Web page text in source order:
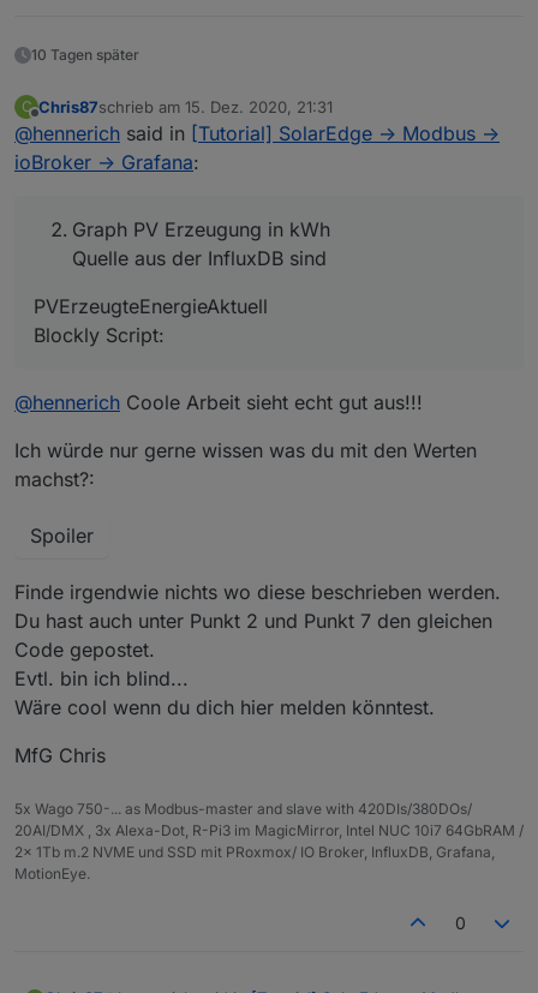
10 Tagen später
C
Offline
Chris87schrieb am 15. Dez. 2020, 21:31
zuletzt editiert von
@hennerich said in [Tutorial] SolarEdge -> Modbus ->
ioBroker -> Grafana:
Graph PV Erzeugung in kWh
Quelle aus der InfluxDB sind
PVErzeugteEnergieAktuell
Blockly Script:
@hennerich Coole Arbeit sieht echt gut aus!!!
Ich würde nur gerne wissen was du mit den Werten
machst?:
Spoiler
Finde irgendwie nichts wo diese beschrieben werden.
Du hast auch unter Punkt 2 und Punkt 7 den gleichen
Code gepostet.
Evtl. bin ich blind...
Wäre cool wenn du dich hier melden könntest.
MfG Chris
5x Wago 750-... as Modbus-master and slave with 420DIs/380DOs/
20AI/DMX , 3x Alexa-Dot, R-Pi3 im MagicMirror, Intel NUC 10i7 64GbRAM /
2x 1Tb m.2 NVME und SSD mit PRoxmox/ IO Broker, InfluxDB, Grafana,
MotionEye.
0